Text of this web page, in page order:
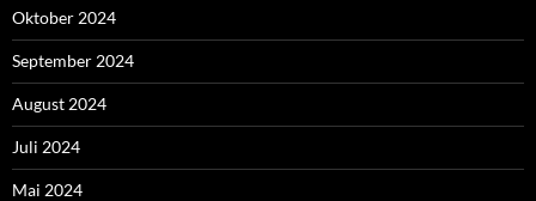
Oktober 2024
September 2024
August 2024
Juli 2024
Mai 2024